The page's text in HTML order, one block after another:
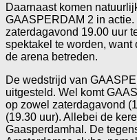
Daarnaast komen
GAASPERDAM 2 in
zaterdagavond 19.00 uur
spektakel te worden, want
de arena betreden.
De wedstrijd van
uitgesteld. Wel komt
op zowel zaterdagavond
(19.30 uur). Allebei de
Gaasperdamhal. De